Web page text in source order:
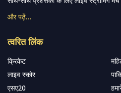
और पढ़ें…
त्वरित लिंक
क्रिकेट
लाइव स्कोर
एसए20